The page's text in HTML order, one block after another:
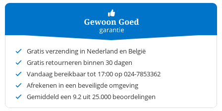
Gratis verzending in Nederland en België
Gratis retourneren binnen 30 dagen
Vandaag bereikbaar tot 17:00 op 024-7853362
Afrekenen in een beveiligde omgeving
Gemiddeld een 9.2 uit 25.000 beoordelingen